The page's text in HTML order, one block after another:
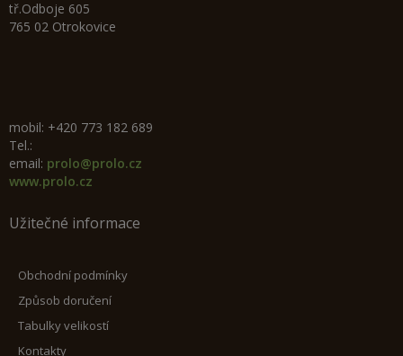
tř.Odboje 605
765 02 Otrokovice
mobil: +420 773 182 689
Tel.:
email: prolo@prolo.cz
www.prolo.cz
Užitečné informace
Obchodní podmínky
Způsob doručení
Tabulky velikostí
Kontakty